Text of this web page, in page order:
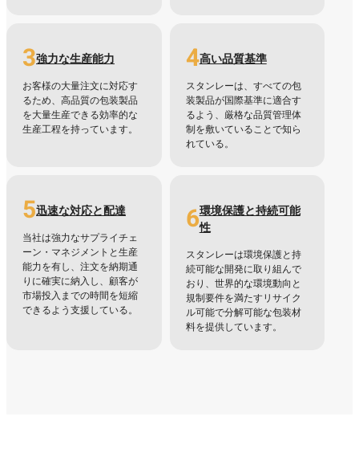
3強力な生産能力
お客様の大量注文に対応す
るため、高品質の包装製品
を大量生産できる効率的な
生産工程を持っています。
4高い品質基準
スタンレーは、すべての包
装製品が国際基準に適合す
るよう、厳格な品質管理体
制を敷いていることで知ら
れている。
5迅速な対応と配達
当社は強力なサプライチェ
ーン・マネジメントと生産
能力を有し、注文を納期通
りに確実に納入し、顧客が
市場投入までの時間を短縮
できるよう支援している。
6環境保護と持続可能
性
スタンレーは環境保護と持
続可能な開発に取り組んで
おり、世界的な環境動向と
規制要件を満たすリサイク
ル可能で分解可能な包装材
料を提供しています。